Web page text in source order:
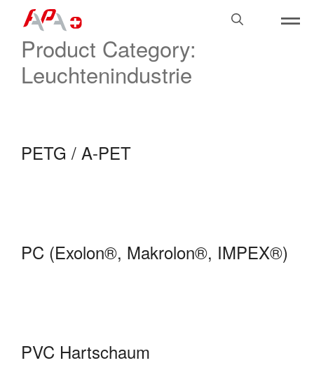
content
Search
Product Category:
Leuchtenindustrie
PETG / A-PET
PC (Exolon®, Makrolon®, IMPEX®)
PVC Hartschaum